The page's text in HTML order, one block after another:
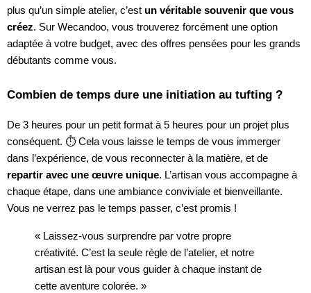
plus qu’un simple atelier, c’est un véritable souvenir que vous
créez. Sur Wecandoo, vous trouverez forcément une option
adaptée à votre budget, avec des offres pensées pour les grands
débutants comme vous.
Combien de temps dure une initiation au tufting ?
De 3 heures pour un petit format à 5 heures pour un projet plus
conséquent. ⏱️ Cela vous laisse le temps de vous immerger
dans l’expérience, de vous reconnecter à la matière, et de
repartir avec une œuvre unique. L’artisan vous accompagne à
chaque étape, dans une ambiance conviviale et bienveillante.
Vous ne verrez pas le temps passer, c’est promis !
« Laissez-vous surprendre par votre propre
créativité. C’est la seule règle de l’atelier, et notre
artisan est là pour vous guider à chaque instant de
cette aventure colorée. »